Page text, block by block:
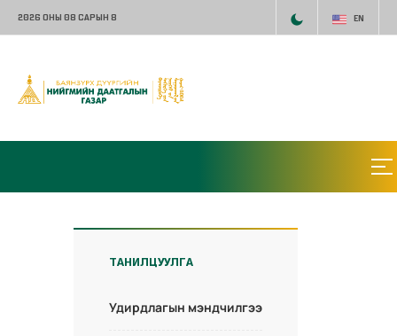
2026 ОНЫ 08 САРЫН 8 EN
ТАНИЛЦУУЛГА
Удирдлагын мэндчилгээ